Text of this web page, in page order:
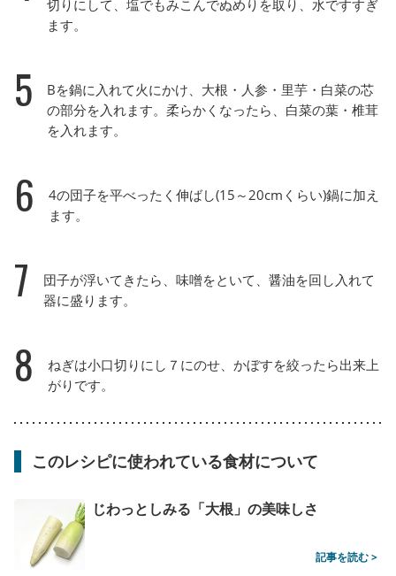
切りにして、塩でもみこんでぬめりを取り、水ですすぎ
ます。
5
Bを鍋に入れて火にかけ、大根・人参・里芋・白菜の芯
の部分を入れます。柔らかくなったら、白菜の葉・椎茸
を入れます。
6
4の団子を平べったく伸ばし(15～20cmくらい)鍋に加え
ます。
7
団子が浮いてきたら、味噌をといて、醤油を回し入れて
器に盛ります。
8
ねぎは小口切りにし７にのせ、かぼすを絞ったら出来上
がりです。
このレシピに使われている食材について
じわっとしみる「大根」の美味しさ
記事を読む >